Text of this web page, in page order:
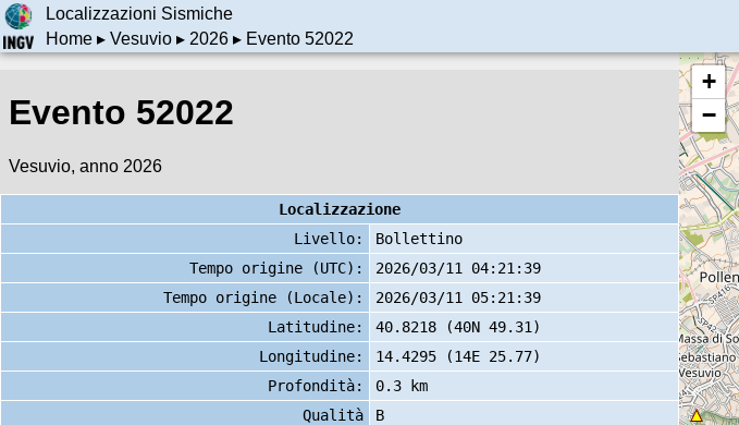
Localizzazioni Sismiche
Home▸ Vesuvio▸ 2026▸ Evento 52022
Evento 52022
Vesuvio, anno 2026
Localizzazione
Livello:
Bollettino
Tempo origine (UTC):
2026/03/11 04:21:39
Tempo origine (Locale):
2026/03/11 05:21:39
Latitudine:
40.8218 (40N 49.31)
Longitudine:
14.4295 (14E 25.77)
Profondità:
0.3 km
Qualità
B
+
−